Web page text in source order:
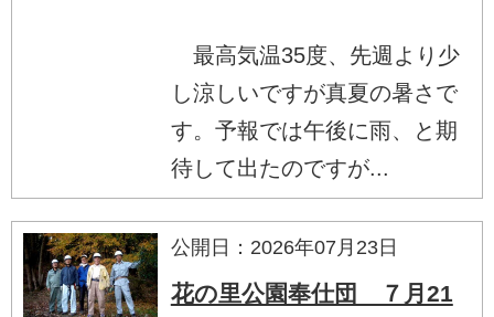
最高気温35度、先週より少
し涼しいですが真夏の暑さで
す。予報では午後に雨、と期
待して出たのですが...
公開日：2026年07月23日
花の里公園奉仕団 ７月21